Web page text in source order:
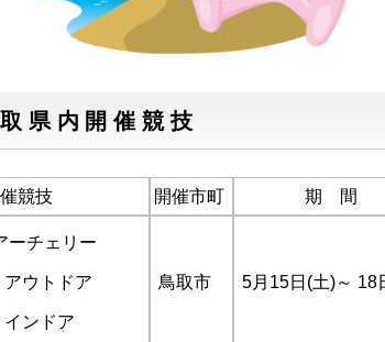
県内開催競技
競技 開催市町 期 間
ーチェリー
アウトドア
インドア
鳥取市 5月15日(土)～ 18